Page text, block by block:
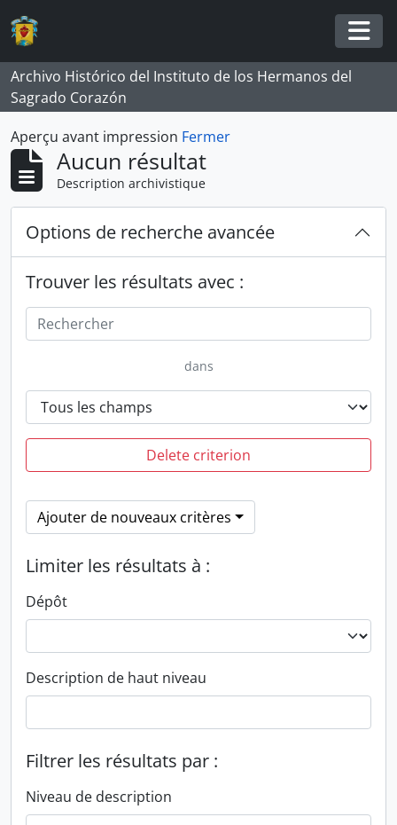
Skip to main content
Archivo Histórico del Instituto de los Hermanos del
Sagrado Corazón
Aperçu avant impression Fermer
Aucun résultat
Description archivistique
Options de recherche avancée
Trouver les résultats avec :
dans
Delete criterion
Ajouter de nouveaux critères
Limiter les résultats à :
Dépôt
Description de haut niveau
Filtrer les résultats par :
Niveau de description